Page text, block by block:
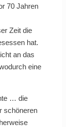
70 Jahren
Zeit die
hat.
an das
eine
… die
schöneren